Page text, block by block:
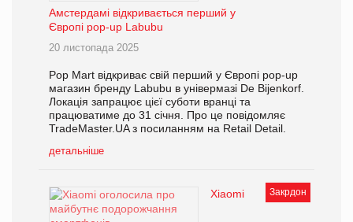
Амстердамі відкривається перший у
Європі pop-up Labubu
20 листопада 2025
Pop Mart відкриває свій перший у Європі pop-up
магазин бренду Labubu в універмазі De Bijenkorf.
Локація запрацює цієї суботи вранці та
працюватиме до 31 січня. Про це повідомляє
TradeMaster.UA з посиланням на Retail Detail.
детальніше
Закрдон
Xiaomi